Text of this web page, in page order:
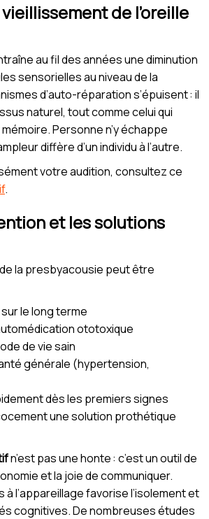
vieillissement de l’oreille
au fil des années une diminution
sensorielles au niveau de la
d’auto-réparation s’épuisent : il
naturel, tout comme celui qui
Personne n’y échappe
diffère d’un individu à l’autre.
votre audition, consultez ce
.
et les solutions
la presbyacousie peut être
le long terme
ototoxique
de vie sain
générale (hypertension,
dès les premiers signes
une solution prothétique
n’est pas une honte : c’est un outil de
et la joie de communiquer.
l’appareillage favorise l’isolement et
cognitives. De nombreuses études